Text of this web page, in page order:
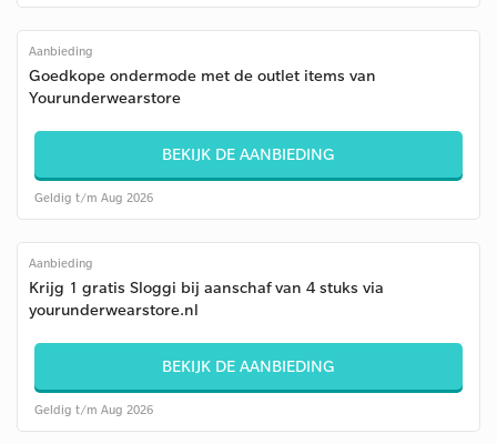
Aanbieding
Goedkope ondermode met de outlet items van
Yourunderwearstore
BEKIJK DE AANBIEDING
Geldig t/m Aug 2026
Aanbieding
Krijg 1 gratis Sloggi bij aanschaf van 4 stuks via
yourunderwearstore.nl
BEKIJK DE AANBIEDING
Geldig t/m Aug 2026